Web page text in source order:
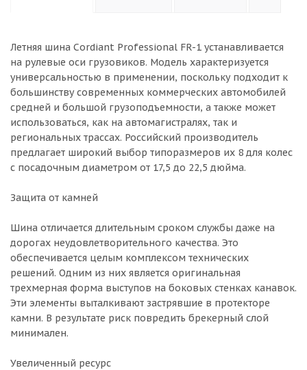
Летняя шина Cordiant Professional FR-1 устанавливается
на рулевые оси грузовиков. Модель характеризуется
универсальностью в применении, поскольку подходит к
большинству современных коммерческих автомобилей
средней и большой грузоподъемности, а также может
использоваться, как на автомагистралях, так и
региональных трассах. Российский производитель
предлагает широкий выбор типоразмеров их 8 для колес
с посадочным диаметром от 17,5 до 22,5 дюйма.
Защита от камней
Шина отличается длительным сроком службы даже на
дорогах неудовлетворительного качества. Это
обеспечивается целым комплексом технических
решений. Одним из них является оригинальная
трехмерная форма выступов на боковых стенках канавок.
Эти элементы выталкивают застрявшие в протекторе
камни. В результате риск повредить брекерный слой
минимален.
Увеличенный ресурс